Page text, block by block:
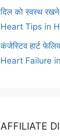
दिल को स्वस्थ
Heart Tips in
कंजेस्टिव हार्ट
Heart Failure
AFFILIATE